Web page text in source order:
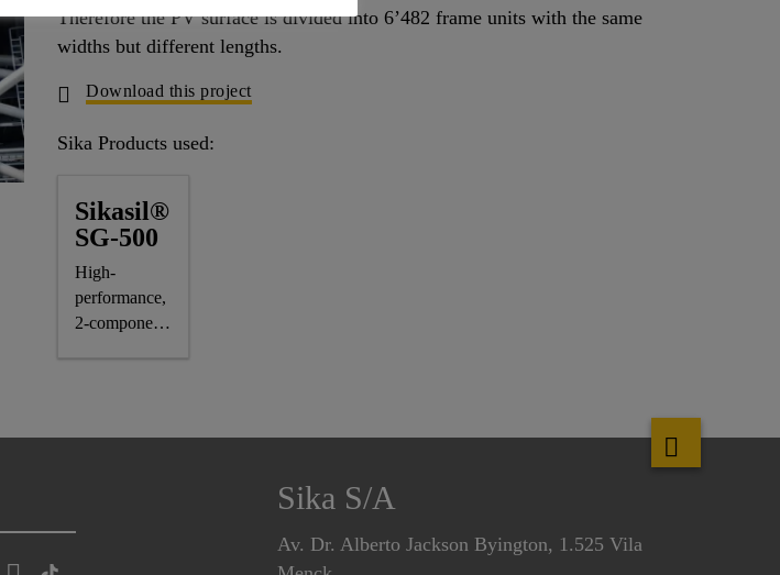
Therefore the PV surface is divided into 6’482 frame units with the same
widths but different lengths.
Download this project
Sika Products used:
Sikasil®
SG-500
High-
performance,
2-component
Sika S/A
Av. Dr. Alberto Jackson Byington, 1.525 Vila